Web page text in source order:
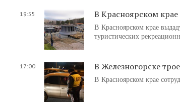
19:55 В Красноярском крае
В Красноярском крае
туристических
17:00 В Железногорске
В Красноярском крае